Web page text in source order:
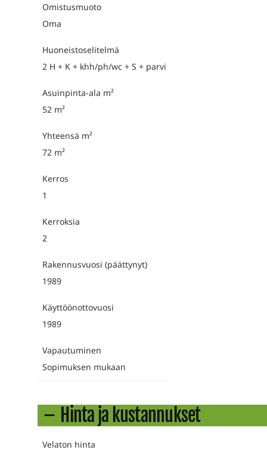
Omistusmuoto
Oma
Huoneistoselitelmä
2 H + K + khh/ph/wc + S + parvi
Asuinpinta-ala m²
52 m²
Yhteensä m²
72 m²
Kerros
1
Kerroksia
2
Rakennusvuosi (päättynyt)
1989
Käyttöönottovuosi
1989
Vapautuminen
Sopimuksen mukaan
Hinta ja kustannukset
Velaton hinta